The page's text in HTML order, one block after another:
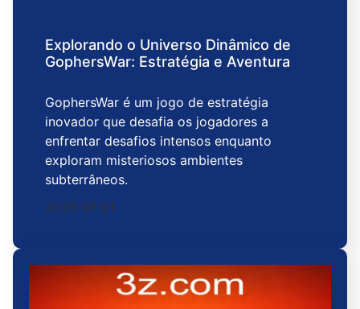
Explorando o Universo Dinâmico de
GophersWar: Estratégia e Aventura
GophersWar é um jogo de estratégia
inovador que desafia os jogadores a
enfrentar desafios intensos enquanto
exploram misteriosos ambientes
subterrâneos.
2026-01-21